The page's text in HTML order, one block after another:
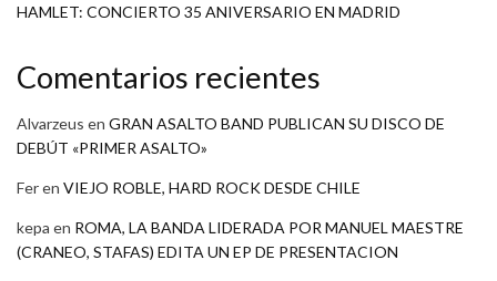
HAMLET: CONCIERTO 35 ANIVERSARIO EN MADRID
Comentarios recientes
Alvarzeus en GRAN ASALTO BAND PUBLICAN SU DISCO DE
DEBÚT «PRIMER ASALTO»
Feren VIEJO ROBLE, HARD ROCK DESDE CHILE
kepa en ROMA, LA BANDA LIDERADA POR MANUEL MAESTRE
(CRANEO, STAFAS) EDITA UN EP DE PRESENTACION